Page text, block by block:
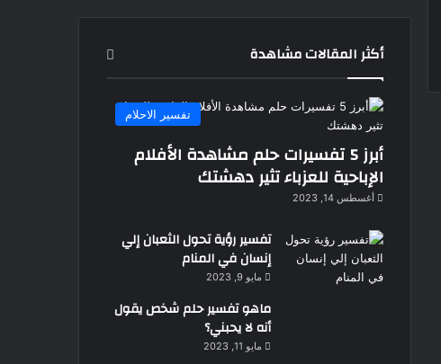
أكثر المقالات مشاهدة
تفسير الاحلام
أبرز 5 تفسيرات حلم مشاهدة الأفلام
الإباحية للعزباء تثير دهشتك
أغسطس 14, 2023
تفسير رؤية تحول الثعبان إلي
إنسان في المنام
مايو 9, 2023
ماهو تفسير حلم شخص يقول
أنه لا يحبني؟
مايو 11, 2023